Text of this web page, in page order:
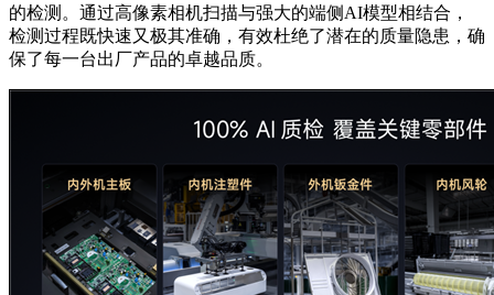
的检测。通过高像素相机扫描与强大的端侧AI模型相结合，
检测过程既快速又极其准确，有效杜绝了潜在的质量隐患，确
保了每一台出厂产品的卓越品质。